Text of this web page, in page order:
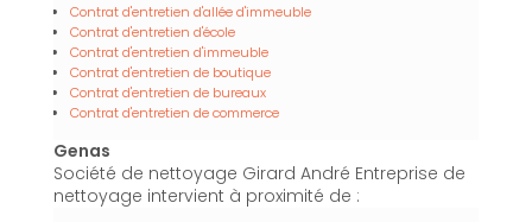
Contrat d'entretien d'allée d'immeuble
Contrat d'entretien d'école
Contrat d'entretien d'immeuble
Contrat d'entretien de boutique
Contrat d'entretien de bureaux
Contrat d'entretien de commerce
Genas
Société de nettoyage Girard André Entreprise de
nettoyage intervient à proximité de :